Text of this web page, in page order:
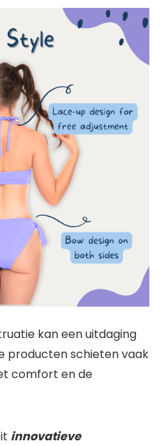
kan een uitdaging
producten schieten vaak
comfort en de
innovatieve